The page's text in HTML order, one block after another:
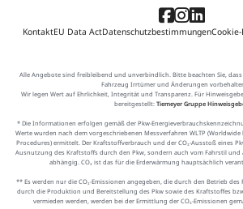
KontaktEU Data ActDatenschutzbestimmungen
Alle Angebote sind freibleibend und unverbindlich. Bitte beachten Sie,
Fahrzeug Irrtümer und Änderungen
Wir legen Wert auf Ehrlichkeit, Integrität und Transparenz. Für
bereitgestellt: Tiemeyer Gruppe
* Die Informationen erfolgen gemäß der Pkw-
Werte wurden nach dem vorgeschriebenen Messverfahren WLTP
Procedures) ermittelt. Der Kraftstoffverbrauch und der CO₂-Ausstoß eines
Ausnutzung des Kraftstoffs durch den Pkw, sondern auch vom Fahrstil und
abhängig. CO₂ ist das für die Erderwärmung hauptsächlich
** Es werden nur die CO₂-Emissionen angegeben, die durch den Betrieb des
durch die Produktion und Bereitstellung des Pkw sowie des Kraftstoffes
vermieden werden, werden bei der Ermittlung der CO₂-Emissionen